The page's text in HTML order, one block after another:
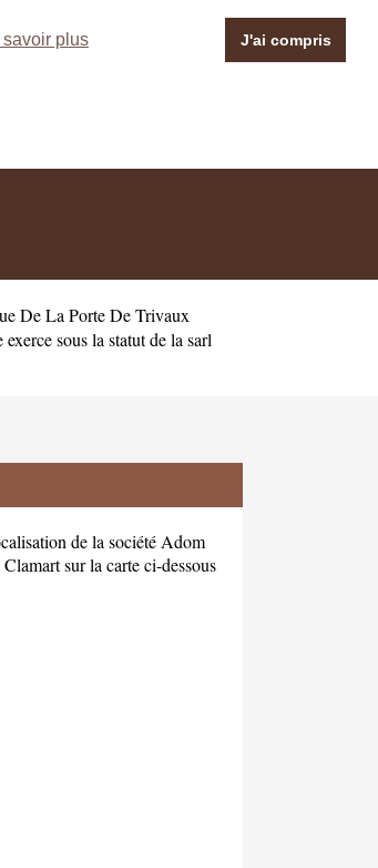
savoir plus J'ai compris
De La Porte De Trivaux
sous la statut de la sarl
de la société Adom
sur la carte ci-dessous